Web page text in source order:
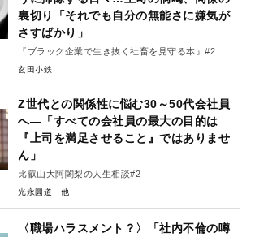
裏切り「それでも自分の無能さに嫌気が
さすばかり」
『ブラック企業で生き抜く社畜を見守る本』#2
玄田小鉄
Z世代との関係性に悩む30～50代会社員
へ―「すべての会社員の最大の目的は
『上司を満足させること』ではありませ
ん」
比叡山大阿闍梨の人生相談#2
光永圓道
〈職場ハラスメント？〉「社内不倫の噂